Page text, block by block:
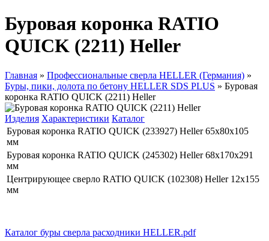
Буровая коронка RATIO
QUICK (2211) Нeller
Главная » Профессиональные сверла HELLER (Германия) »
Буры, пики, долота по бетону HELLER SDS PLUS » Буровая
коронка RATIO QUICK (2211) Нeller
Изделия Характеристики Каталог
Буровая коронка RATIO QUICK (233927) Нeller 65x80x105
мм
Буровая коронка RATIO QUICK (245302) Нeller 68x170x291
мм
Центрирующее сверло RATIO QUICK (102308) Нeller 12x155
мм
Каталог буры сверла расходники HELLER.pdf